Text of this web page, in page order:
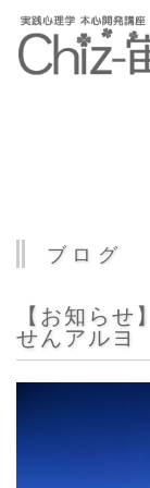
ブログ
【お知らせ
せんアルヨ